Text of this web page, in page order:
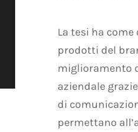
La tesi ha
prodotti del
miglioramento
aziendale
di
permettano